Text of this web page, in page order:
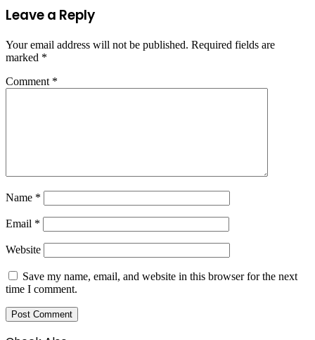
Leave a Reply
Your email address will not be published. Required fields are
marked *
Comment *
Name *
Email *
Website
Save my name, email, and website in this browser for the next
time I comment.